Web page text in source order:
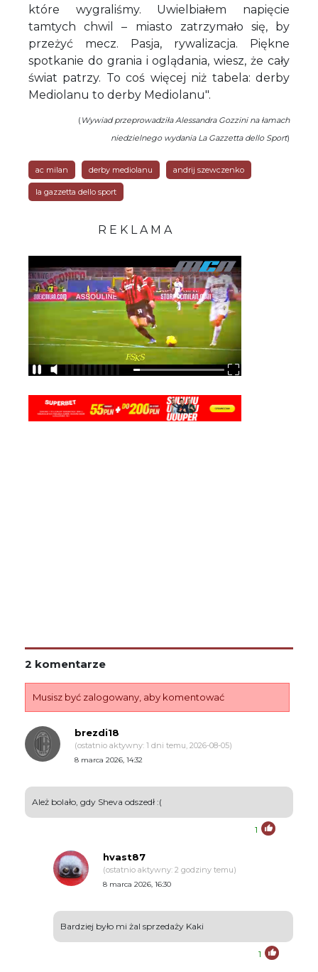
które wygraliśmy. Uwielbiałem napięcie
tamtych chwil – miasto zatrzymało się, by
przeżyć mecz. Pasja, rywalizacja. Piękne
spotkanie do grania i oglądania, wiesz, że cały
świat patrzy. To coś więcej niż tabela: derby
Mediolanu to derby Mediolanu".
( Wywiad przeprowadziła Alessandra Gozzini na łamach
niedzielnego wydania La Gazzetta dello Sport)
ac milan derby mediolanu andrij szewczenko
la gazzetta dello sport
R E K L A M A
2 komentarze
Musisz być zalogowany, aby komentować
brezdi18
(ostatnio aktywny: 1 dni temu, 2026-08-05)
8 marca 2026, 14:32
Ależ bolało, gdy Sheva odszedł :(
1
hvast87
(ostatnio aktywny: 2 godziny temu)
8 marca 2026, 16:30
Bardziej było mi żal sprzedaży Kaki
1